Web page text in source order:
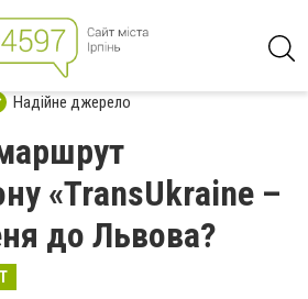
Надійне джерело
«TransUkraіne –
до Львова?